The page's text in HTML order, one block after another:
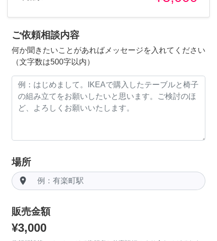
ご依頼相談内容
何か聞きたいことがあればメッセージを入れてください
（文字数は500字以内）
場所
room
販売金額
¥3,000